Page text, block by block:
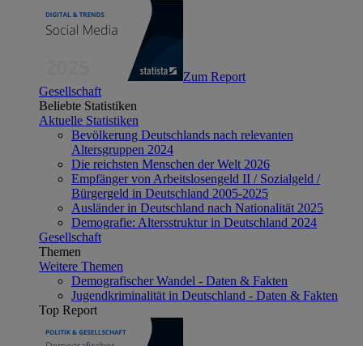
Zum Report
Gesellschaft
Beliebte Statistiken
Aktuelle Statistiken
Bevölkerung Deutschlands nach relevanten
Altersgruppen 2024
Die reichsten Menschen der Welt 2026
Empfänger von Arbeitslosengeld II / Sozialgeld /
Bürgergeld in Deutschland 2005-2025
Ausländer in Deutschland nach Nationalität 2025
Demografie: Altersstruktur in Deutschland 2024
Gesellschaft
Themen
Weitere Themen
Demografischer Wandel - Daten & Fakten
Jugendkriminalität in Deutschland - Daten & Fakten
Top Report